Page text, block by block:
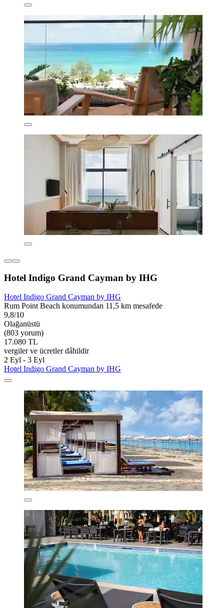
Hotel Indigo Grand Cayman by IHG
Hotel Indigo Grand Cayman by IHG
Rum Point Beach konumundan 11,5 km mesafede
9,8/10
Olağanüstü
(803 yorum)
17.080 TL
vergiler ve ücretler dâhildir
2 Eyl - 3 Eyl
Hotel Indigo Grand Cayman by IHG